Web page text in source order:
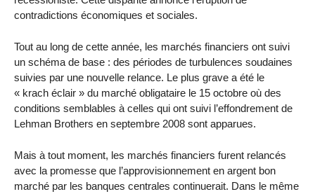
contradictions économiques et sociales.
Tout au long de cette année, les marchés financiers ont suivi
un schéma de base : des périodes de turbulences soudaines
suivies par une nouvelle relance. Le plus grave a été le
« krach éclair » du marché obligataire le 15 octobre où des
conditions semblables à celles qui ont suivi l’effondrement de
Lehman Brothers en septembre 2008 sont apparues.
Mais à tout moment, les marchés financiers furent relancés
avec la promesse que l’approvisionnement en argent bon
marché par les banques centrales continuerait. Dans le même